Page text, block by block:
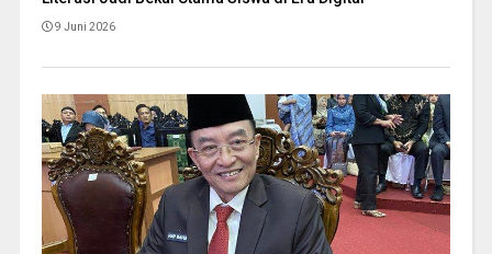
9 Juni 2026